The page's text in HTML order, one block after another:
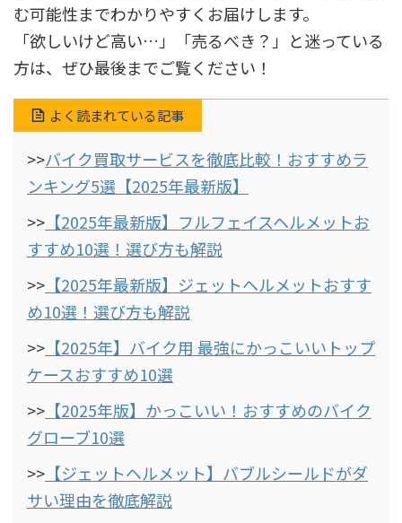
む可能性までわかりやすくお届けします。
「欲しいけど高い…」「売るべき？」と迷っている
方は、ぜひ最後までご覧ください！
よく読まれている記事
>>バイク買取サービスを徹底比較！おすすめラ
ンキング5選【2025年最新版】
>> 【2025年最新版】フルフェイスヘルメットお
すすめ10選！選び方も解説
>> 【2025年最新版】ジェットヘルメットおすす
め10選！選び方も解説
>> 【2025年】バイク用 最強にかっこいいトップ
ケースおすすめ10選
>> 【2025年版】かっこいい！おすすめのバイク
グローブ10選
>> 【ジェットヘルメット】バブルシールドがダ
サい理由を徹底解説